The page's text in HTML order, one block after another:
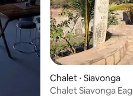
Chalet ⋅ Siavonga
Chalet Siavonga